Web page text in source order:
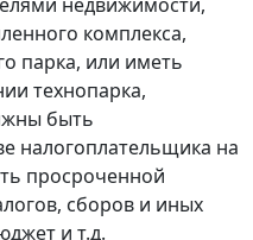
комплекса,
парка, или иметь
технопарка,
быть
налогоплательщика на
просроченной
сборов и иных
и т.д.